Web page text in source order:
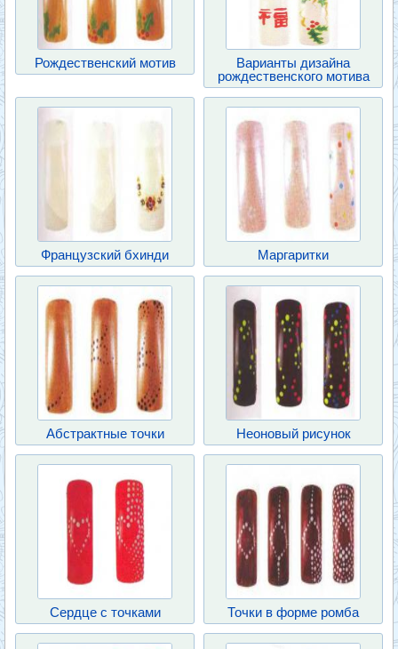
Рождественский мотив
Варианты дизайна
рождественского мотива
Французский бхинди Маргаритки
Абстрактные точки Неоновый рисунок
Сердце с точками Точки в форме ромба